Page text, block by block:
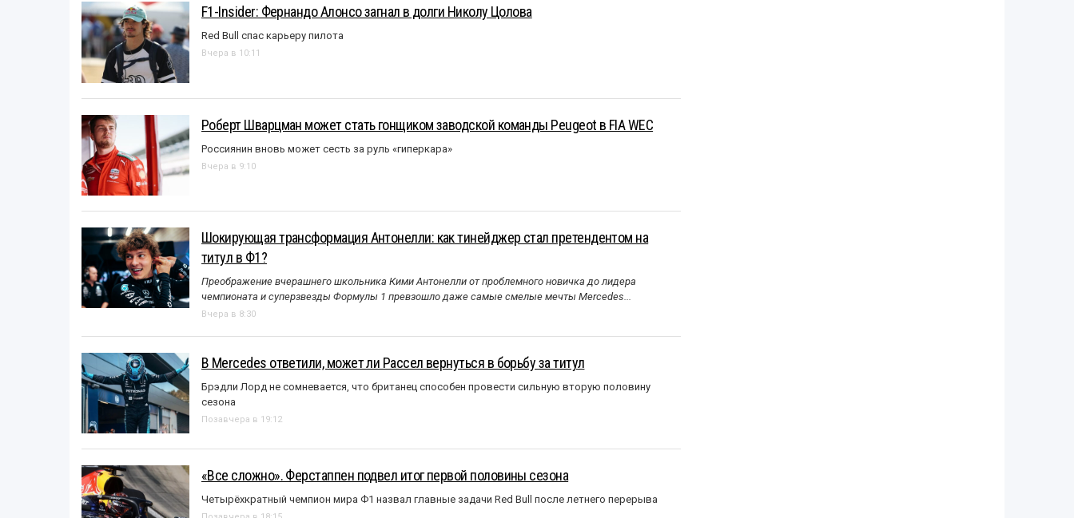
F1-Insider: Фернандо Алонсо загнал в долги Николу Цолова
Red Bull спас карьеру пилота
Вчера в 10:11
Роберт Шварцман может стать гонщиком заводской команды Peugeot в FIA WEC
Россиянин вновь может сесть за руль «гиперкара»
Вчера в 9:10
Шокирующая трансформация Антонелли: как тинейджер стал претендентом на
титул в Ф1?
Преображение вчерашнего школьника Кими Антонелли от проблемного новичка до лидера
чемпионата и суперзвезды Формулы 1 превзошло даже самые смелые мечты Mercedes...
Вчера в 8:30
В Mercedes ответили, может ли Рассел вернуться в борьбу за титул
Брэдли Лорд не сомневается, что британец способен провести сильную вторую половину
сезона
Позавчера в 19:12
«Все сложно». Ферстаппен подвел итог первой половины сезона
Четырёхкратный чемпион мира Ф1 назвал главные задачи Red Bull после летнего перерыва